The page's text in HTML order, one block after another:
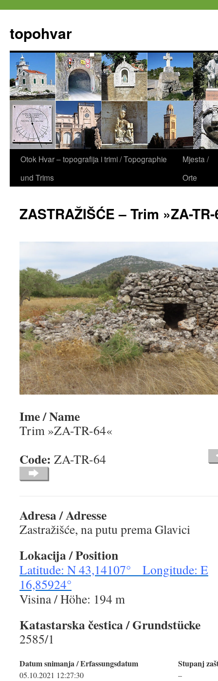
springen
topohvar
Otok Hvar – topografija i trimi / Topographie
und Trims
Mjesta /
Orte
ZASTRAŽIŠĆE – Trim »ZA-
Ime / Name
Trim »ZA-TR-64«
Code: ZA-TR-64
Adresa / Adresse
Zastražišće, na putu prema Glavici
Lokacija / Position
Latitude: N 43,14107° Longitude: E
16,85924°
Visina / Höhe: 194 m
Katastarska čestica / Grundstücke
2585/1
Datum snimanja / Erfassungsdatum
05.10.2021 12:27:30
Stupanj
–